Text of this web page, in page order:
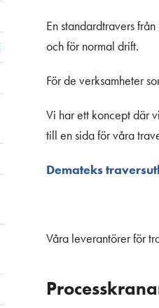
En standardtravers
och för normal drift.
För de verksamheter
Vi har ett koncept där
till en sida för våra
Demateks
Våra leverantörer för